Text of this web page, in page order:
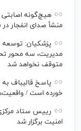
هیچ‌گونه
منشأ صدای انفجار
پزشکیان: توسعه
مدیریت، سه محور
متوقف نخواهد شد
پاسخ قالیباف
خورده است /
امنیت برگزار شد